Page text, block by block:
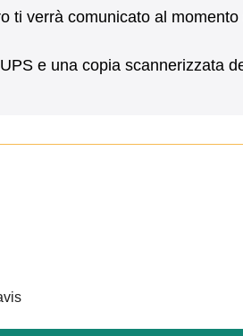
ti verrà comunicato al
e una copia scannerizzata